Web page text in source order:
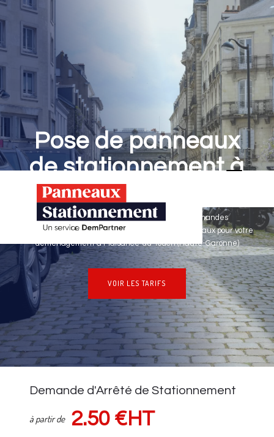
Pose de panneaux
de stationnement à
Plaisance-du-Touch
Panneaux Stationnement effectue vos demandes
d'autorisations de stationnement & pose de panneaux pour votre
déménagement à Plaisance-du-Touch (Haute-Garonne)
VOIR LES TARIFS
NOS TARIFS
Demande d'Arrêté de Stationnement
à partir de 2.50 €HT